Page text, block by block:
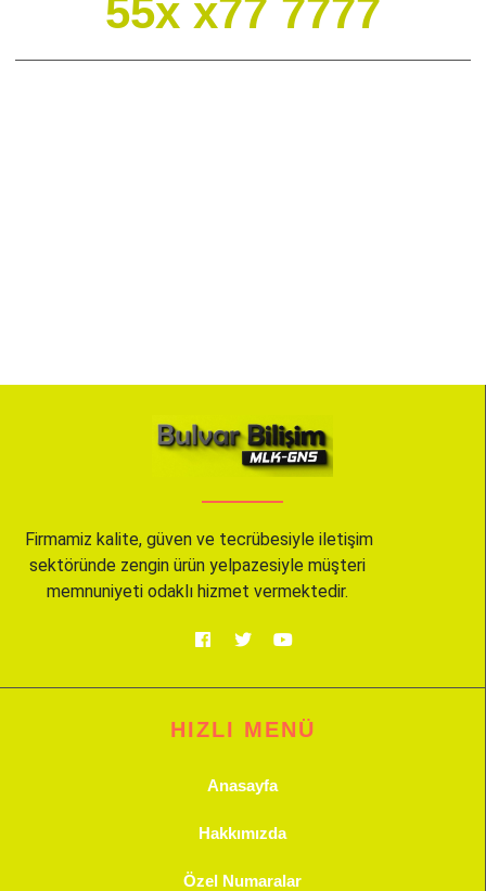
55x x77 7777
Firmamiz kalite, güven ve tecrübesiyle iletişim
sektöründe zengin ürün yelpazesiyle müşteri
memnuniyeti odaklı hizmet vermektedir.
HIZLI MENÜ
Anasayfa
Hakkımızda
Özel Numaralar